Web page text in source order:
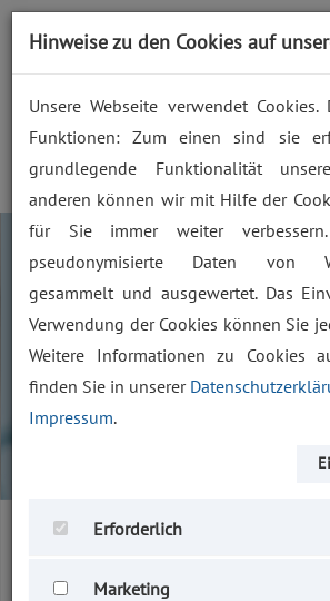
prozess
"Training heißt
Potentiale zu
und
Wachstum
Home Training | Führungskräfte
Hinweise zu den Cookies auf
Unsere Webseite verwendet
Funktionen: Zum einen sind sie
grundlegende Funktionalität
anderen können wir mit Hilfe der
für Sie immer weiter
pseudonymisierte Daten von
gesammelt und ausgewertet. Das
Verwendung der Cookies können Sie
Weitere Informationen zu Cookies
finden Sie in unserer
Impressum.
Erforderlich
Marketing